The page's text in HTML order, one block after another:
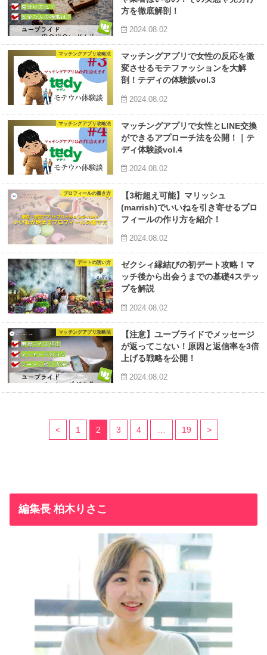
方を徹底解剖！
2024.08.02
マッチングアプリ攻略法
マッチングアプリで女性の反応を激
変させるモテファッションを大解
剖！テディの体験談vol.3
2024.08.02
マッチングアプリ攻略法
マッチングアプリで女性とLINE交換
ができるアプローチ法を公開！｜テ
ディ体験談vol.4
2024.08.02
プロフィールの書き方
【3桁超え可能】マリッシュ
(marrish)でいいねを引き寄せるプロ
フィールの作り方を紹介！
2024.08.02
デートの誘い方
ゼクシィ縁結びの初デート攻略！マ
ッチ後から出会うまでの基礎4ステッ
プを解説
2024.08.02
マッチングアプリ攻略法
【注意】ユーブライドでメッセージ
が返ってこない！原因と返信率を3倍
上げる戦略を公開！
2024.08.02
< 1 2 3 4 19 >
編集長 柏木りさこ